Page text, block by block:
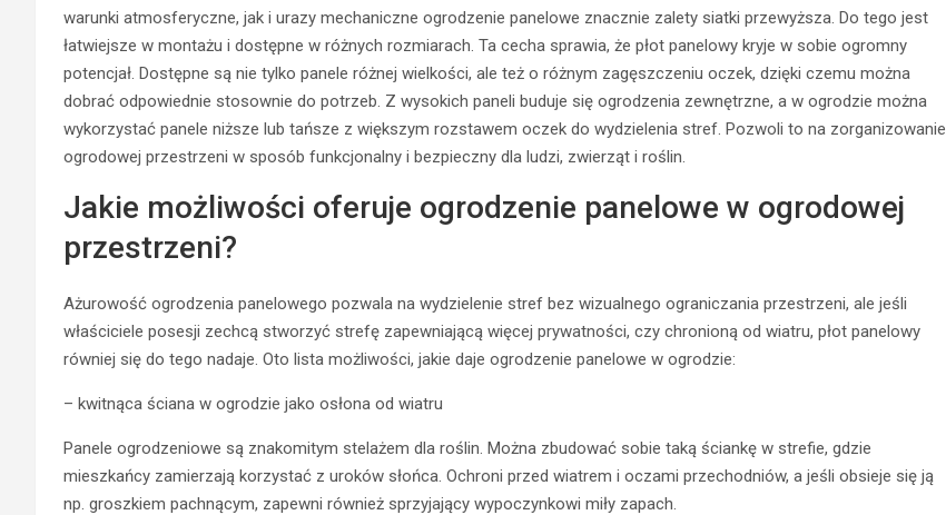
warunki atmosferyczne, jak i urazy mechaniczne ogrodzenie panelowe znacznie zalety siatki przewyższa. Do tego jest
łatwiejsze w montażu i dostępne w różnych rozmiarach. Ta cecha sprawia, że płot panelowy kryje w sobie ogromny
potencjał. Dostępne są nie tylko panele różnej wielkości, ale też o różnym zagęszczeniu oczek, dzięki czemu można
dobrać odpowiednie stosownie do potrzeb. Z wysokich paneli buduje się ogrodzenia zewnętrzne, a w ogrodzie można
wykorzystać panele niższe lub tańsze z większym rozstawem oczek do wydzielenia stref. Pozwoli to na zorganizowanie
ogrodowej przestrzeni w sposób funkcjonalny i bezpieczny dla ludzi, zwierząt i roślin.
Jakie możliwości oferuje ogrodzenie panelowe w ogrodowej
przestrzeni?
Ażurowość ogrodzenia panelowego pozwala na wydzielenie stref bez wizualnego ograniczania przestrzeni, ale jeśli
właściciele posesji zechcą stworzyć strefę zapewniającą więcej prywatności, czy chronioną od wiatru, płot panelowy
równiej się do tego nadaje. Oto lista możliwości, jakie daje ogrodzenie panelowe w ogrodzie:
– kwitnąca ściana w ogrodzie jako osłona od wiatru
Panele ogrodzeniowe są znakomitym stelażem dla roślin. Można zbudować sobie taką ściankę w strefie, gdzie
mieszkańcy zamierzają korzystać z uroków słońca. Ochroni przed wiatrem i oczami przechodniów, a jeśli obsieje się ją
np. groszkiem pachnącym, zapewni również sprzyjający wypoczynkowi miły zapach.